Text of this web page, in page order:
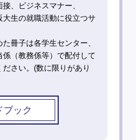
、ビジネスマナー、
生の就職活動に役立つサ
冊子は各学生センター、
（教務係等）で配付して
さい。(数に限りがあり
ブック